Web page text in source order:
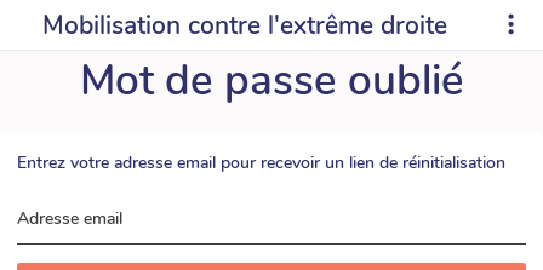
Mobilisation contre l'extrême droite
Mot de passe oublié
Entrez votre adresse email pour recevoir un lien de réinitialisation
Adresse email